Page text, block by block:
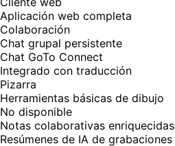
Aplicación web completa
Colaboración
Chat grupal persistente
Chat GoTo Connect
Integrado con traducción
Pizarra
Herramientas básicas de dibujo
No disponible
Notas colaborativas enriquecidas
Resúmenes de IA de grabaciones